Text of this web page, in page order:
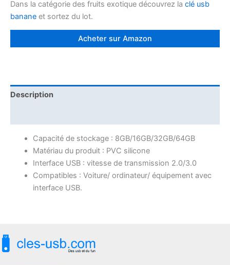
Dans la catégorie des fruits exotique découvrez la clé usb
banane et sortez du lot.
Acheter sur Amazon
Description
Capacité de stockage : 8GB/16GB/32GB/64GB
Matériau du produit : PVC silicone
Interface USB : vitesse de transmission 2.0/3.0
Compatibles : Voiture/ ordinateur/ équipement avec
interface USB.